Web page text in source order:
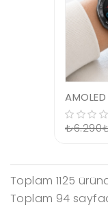
Toplam 1125
Toplam 94